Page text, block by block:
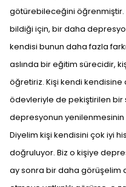
götürebileceğini öğrenmiştir.
bildiği için, bir daha
kendisi bunun daha fazla
aslında bir eğitim sürecidir,
öğretiriz. Kişi kendi kendisine
ödevleriyle de pekiştirilen bir
depresyonun yenilenmesinin
Diyelim kişi kendisini çok iyi
doğruluyor. Biz o kişiye
ay sonra bir daha görüşelim